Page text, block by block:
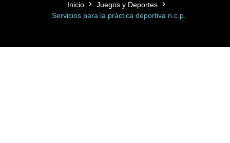
Inicio
Juegos y Deportes
Servicios para la práctica deportiva n.c.p.